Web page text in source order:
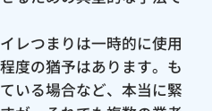
レつまりは一時的に使用
度の猶予はあります。も
いる場合など、本当に緊